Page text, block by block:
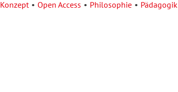
Konzept
Open Access Philosophie Pädagogik